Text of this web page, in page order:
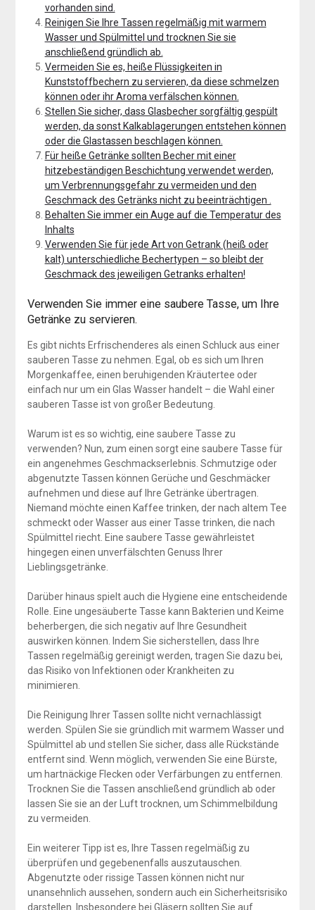
vorhanden sind.
Reinigen Sie Ihre Tassen regelmäßig mit warmem
Wasser und Spülmittel und trocknen Sie sie
anschließend gründlich ab.
Vermeiden Sie es, heiße Flüssigkeiten in
Kunststoffbechern zu servieren, da diese schmelzen
können oder ihr Aroma verfälschen können.
Stellen Sie sicher, dass Glasbecher sorgfältig gespült
werden, da sonst Kalkablagerungen entstehen können
oder die Glastassen beschlagen können.
Für heiße Getränke sollten Becher mit einer
hitzebeständigen Beschichtung verwendet werden,
um Verbrennungsgefahr zu vermeiden und den
Geschmack des Getränks nicht zu beeinträchtigen .
Behalten Sie immer ein Auge auf die Temperatur des
Inhalts
Verwenden Sie für jede Art von Getrank (heiß oder
kalt) unterschiedliche Bechertypen – so bleibt der
Geschmack des jeweiligen Getranks erhalten!
Verwenden Sie immer eine saubere Tasse, um Ihre
Getränke zu servieren.
Es gibt nichts Erfrischenderes als einen Schluck aus einer
sauberen Tasse zu nehmen. Egal, ob es sich um Ihren
Morgenkaffee, einen beruhigenden Kräutertee oder
einfach nur um ein Glas Wasser handelt – die Wahl einer
sauberen Tasse ist von großer Bedeutung.
Warum ist es so wichtig, eine saubere Tasse zu
verwenden? Nun, zum einen sorgt eine saubere Tasse für
ein angenehmes Geschmackserlebnis. Schmutzige oder
abgenutzte Tassen können Gerüche und Geschmäcker
aufnehmen und diese auf Ihre Getränke übertragen.
Niemand möchte einen Kaffee trinken, der nach altem Tee
schmeckt oder Wasser aus einer Tasse trinken, die nach
Spülmittel riecht. Eine saubere Tasse gewährleistet
hingegen einen unverfälschten Genuss Ihrer
Lieblingsgetränke.
Darüber hinaus spielt auch die Hygiene eine entscheidende
Rolle. Eine ungesäuberte Tasse kann Bakterien und Keime
beherbergen, die sich negativ auf Ihre Gesundheit
auswirken können. Indem Sie sicherstellen, dass Ihre
Tassen regelmäßig gereinigt werden, tragen Sie dazu bei,
das Risiko von Infektionen oder Krankheiten zu
minimieren.
Die Reinigung Ihrer Tassen sollte nicht vernachlässigt
werden. Spülen Sie sie gründlich mit warmem Wasser und
Spülmittel ab und stellen Sie sicher, dass alle Rückstände
entfernt sind. Wenn möglich, verwenden Sie eine Bürste,
um hartnäckige Flecken oder Verfärbungen zu entfernen.
Trocknen Sie die Tassen anschließend gründlich ab oder
lassen Sie sie an der Luft trocknen, um Schimmelbildung
zu vermeiden.
Ein weiterer Tipp ist es, Ihre Tassen regelmäßig zu
überprüfen und gegebenenfalls auszutauschen.
Abgenutzte oder rissige Tassen können nicht nur
unansehnlich aussehen, sondern auch ein Sicherheitsrisiko
darstellen. Insbesondere bei Gläsern sollten Sie auf